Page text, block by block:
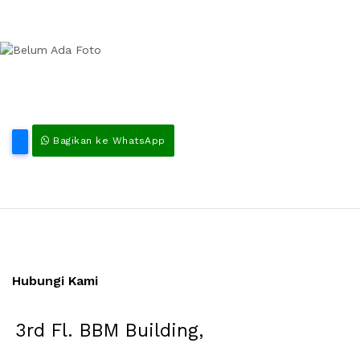
Bagikan ke WhatsApp
Hubungi Kami
3rd Fl. BBM Building,